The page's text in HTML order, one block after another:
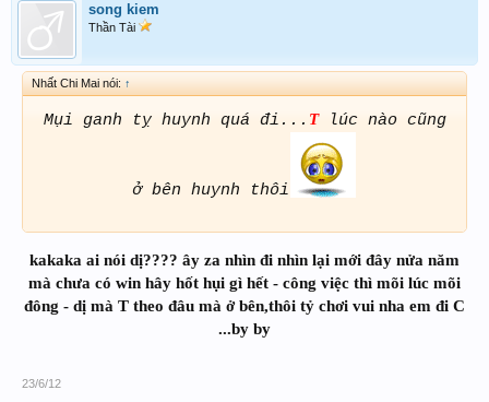
song kiem
Thần Tài
Nhất Chi Mai nói: ↑
Mụi ganh tỵ huynh quá đi... Tlúc nào cũng
ở bên huynh thôi
kakaka ai nói dị???? ây za nhìn đi nhìn lại mới đây nửa năm
mà chưa có win hây hốt hụi gì hết - công việc thì mõi lúc mõi
đông - dị mà T theo đâu mà ở bên,thôi tỷ chơi vui nha em đi C
...by by
23/6/12